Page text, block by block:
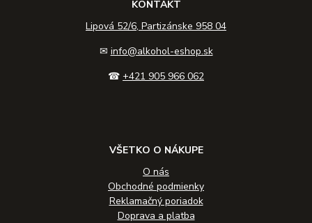
KONTAKT
Lipová 52/6, Partizánske 958 04
✉ info@alkohol-eshop.sk
☎ +421 905 966 062
VŠETKO O NÁKUPE
O nás
Obchodné podmienky
Reklamačný poriadok
Doprava a platba